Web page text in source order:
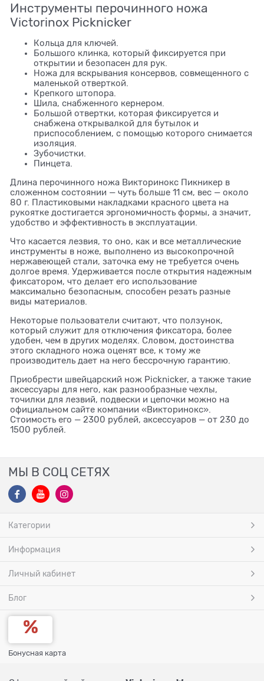
Инструменты перочинного ножа
Victorinox Picknicker
Кольца для ключей.
Большого клинка, который фиксируется при
открытии и безопасен для рук.
Ножа для вскрывания консервов, совмещенного с
маленькой отверткой.
Крепкого штопора.
Шила, снабженного кернером.
Большой отвертки, которая фиксируется и
снабжена открывалкой для бутылок и
приспособлением, с помощью которого снимается
изоляция.
Зубочистки.
Пинцета.
Длина перочинного ножа Викторинокс Пикникер в
сложенном состоянии — чуть больше 11 см, вес — около
80 г. Пластиковыми накладками красного цвета на
рукоятке достигается эргономичность формы, а значит,
удобство и эффективность в эксплуатации.
Что касается лезвия, то оно, как и все металлические
инструменты в ноже, выполнено из высокопрочной
нержавеющей стали, заточка ему не требуется очень
долгое время. Удерживается после открытия надежным
фиксатором, что делает его использование
максимально безопасным, способен резать разные
виды материалов.
Некоторые пользователи считают, что ползунок,
который служит для отключения фиксатора, более
удобен, чем в других моделях. Словом, достоинства
этого складного ножа оценят все, к тому же
производитель дает на него бессрочную гарантию.
Приобрести швейцарский нож Picknicker, а также такие
аксессуары для него, как разнообразные чехлы,
точилки для лезвий, подвески и цепочки можно на
официальном сайте компании «Викторинокс».
Стоимость его — 2300 рублей, аксессуаров — от 230 до
1500 рублей.
МЫ В СОЦ СЕТЯХ
Категории
Информация
Личный кабинет
Блог
Бонусная карта